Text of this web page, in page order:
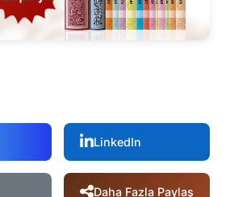
LinkedIn
Daha Fazla Paylaş